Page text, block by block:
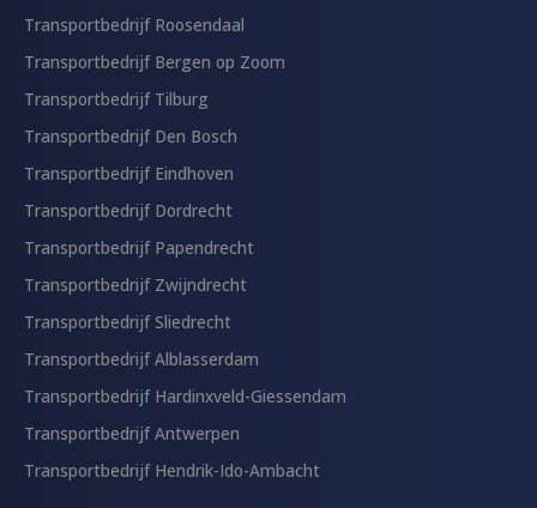
Transportbedrijf Roosendaal
Transportbedrijf Bergen op Zoom
Transportbedrijf Tilburg
Transportbedrijf Den Bosch
Transportbedrijf Eindhoven
Transportbedrijf Dordrecht
Transportbedrijf Papendrecht
Transportbedrijf Zwijndrecht
Transportbedrijf Sliedrecht
Transportbedrijf Alblasserdam
Transportbedrijf Hardinxveld-Giessendam
Transportbedrijf Antwerpen
Transportbedrijf Hendrik-Ido-Ambacht